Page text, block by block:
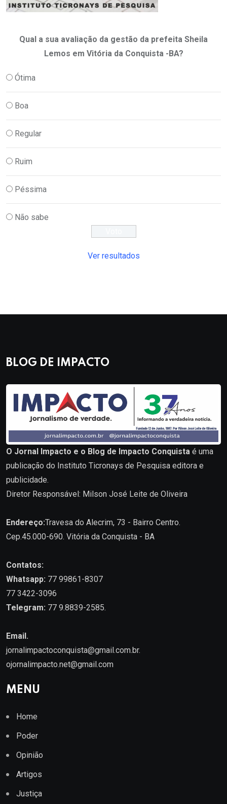
Qual a sua avaliação da gestão da prefeita Sheila
Lemos em Vitória da Conquista -BA?
Ótima
Boa
Regular
Ruim
Péssima
Não sabe
Ver resultados
BLOG DE IMPACTO
O Jornal Impacto e o Blog de Impacto Conquista é uma
publicação do Instituto Ticronays de Pesquisa editora e
publicidade.
Diretor Responsável: Milson José Leite de Oliveira
Endereço:Travesa do Alecrim, 73 - Bairro Centro.
Cep.45.000-690. Vitória da Conquista - BA
Contatos:
Whatsapp: 77 99861-8307
77 3422-3096
Telegram: 77 9.8839-2585.
Email.
jornalimpactoconquista@gmail.com.br.
ojornalimpacto.net@gmail.com
MENU
Home
Poder
Opinião
Artigos
Justiça